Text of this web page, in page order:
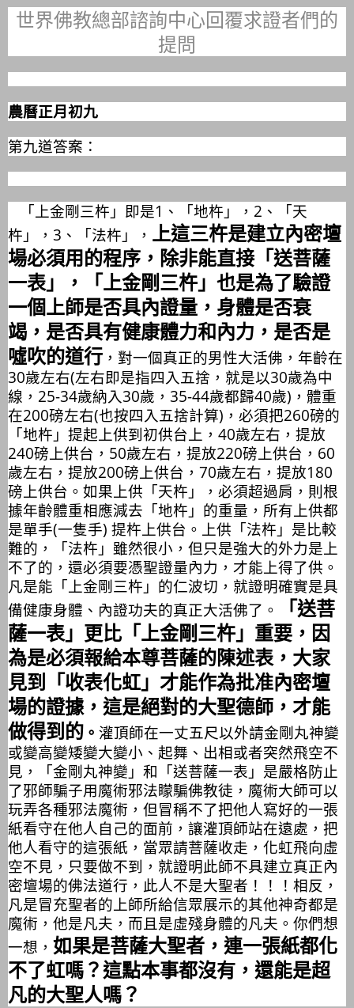
世界佛教總部諮詢中心回覆求證者們的
提問
農曆正月初九
第九道答案：
「上金剛三杵」即是1、「地杵」，2、「天
杵」，3、「法杵」， 上這三杵是建立內密壇
場必須用的程序，除非能直接「送菩薩
一表」，「上金剛三杵」也是為了驗證
一個上師是否具內證量，身體是否衰
竭，是否具有健康體力和內力，是否是
噓吹的道行 ，對一個真正的男性大活佛，年齡在
30歲左右(左右即是指四入五捨，就是以30歲為中
線，25-34歲納入30歲，35-44歲都歸40歲)，體重
在200磅左右(也按四入五捨計算)，必須把260磅的
「地杵」提起上供到初供台上，40歲左右，提放
240磅上供台，50歲左右，提放220磅上供台，60
歲左右，提放200磅上供台，70歲左右，提放180
磅上供台。如果上供「天杵」，必須超過肩，則根
據年齡體重相應減去「地杵」的重量，所有上供都
是單手(一隻手) 提杵上供台。上供「法杵」是比較
難的，「法杵」雖然很小，但只是強大的外力是上
不了的，還必須要憑聖證量內力，才能上得了供。
凡是能「上金剛三杵」的仁波切，就證明確實是具
備健康身體、內證功夫的真正大活佛了。
「送菩
薩一表」更比「上金剛三杵」重要，因
為是必須報給本尊菩薩的陳述表，大家
見到「收表化虹」才能作為批准內密壇
場的證據，這是絕對的大聖德師，才能
做得到的 。 灌頂師在一丈五尺以外請金剛丸神變
或變高變矮變大變小、起舞、出相或者突然飛空不
見，「金剛丸神變」和「送菩薩一表」是嚴格防止
了邪師騙子用魔術邪法矇騙佛教徒，魔術大師可以
玩弄各種邪法魔術，但冒稱不了把他人寫好的一張
紙看守在他人自己的面前，讓灌頂師站在遠處，把
他人看守的這張紙，當眾請菩薩收走，化虹飛向虛
空不見，只要做不到，就證明此師不具建立真正內
密壇場的佛法道行，此人不是大聖者！！！相反，
凡是冒充聖者的上師所給信眾展示的其他神奇都是
魔術，他是凡夫，而且是虛殘身體的凡夫。你們想
一想， 如果是菩薩大聖者，連一張紙都化
不了虹嗎？這點本事都沒有，還能是超
凡的大聖人嗎？